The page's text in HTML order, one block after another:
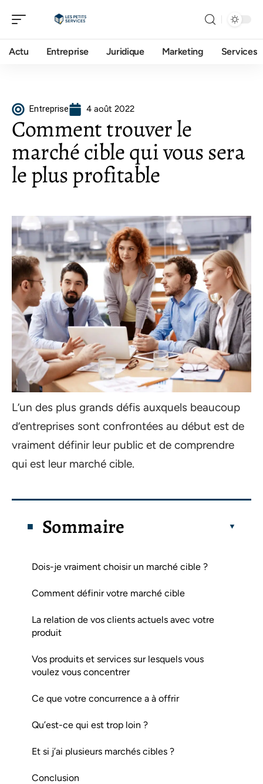
Actu Entreprise Juridique Marketing Services
Entreprise 4 août 2022
Comment trouver le
marché cible qui vous sera
le plus profitable
L’un des plus grands défis auxquels beaucoup
d’entreprises sont confrontées au début est de
vraiment définir leur public et de comprendre
qui est leur marché cible.
Sommaire
Dois-je vraiment choisir un marché cible ?
Comment définir votre marché cible
La relation de vos clients actuels avec votre
produit
Vos produits et services sur lesquels vous
voulez vous concentrer
Ce que votre concurrence a à offrir
Qu’est-ce qui est trop loin ?
Et si j’ai plusieurs marchés cibles ?
Conclusion